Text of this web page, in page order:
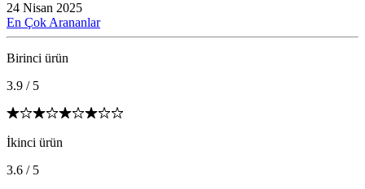
24 Nisan 2025
En Çok Arananlar
Birinci ürün
3.9 / 5
İkinci ürün
3.6 / 5